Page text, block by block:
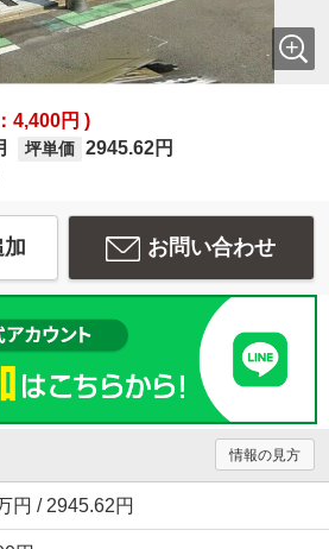
4,400円 )
坪単価 2945.62円
お問い合わせ
情報の見方
円 / 2945.62円